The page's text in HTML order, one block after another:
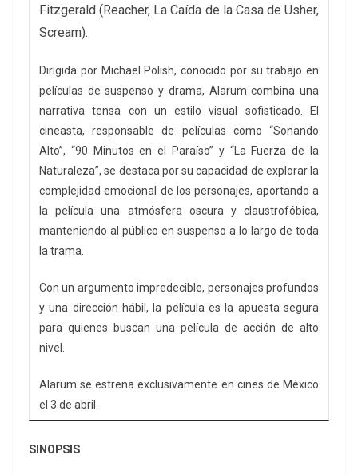
Fitzgerald (Reacher, La Caída de la Casa de Usher,
Scream).
Dirigida por Michael Polish, conocido por su trabajo en
películas de suspenso y drama, Alarum combina una
narrativa tensa con un estilo visual sofisticado. El
cineasta, responsable de películas como “Sonando
Alto”, “90 Minutos en el Paraíso” y “La Fuerza de la
Naturaleza”, se destaca por su capacidad de explorar la
complejidad emocional de los personajes, aportando a
la película una atmósfera oscura y claustrofóbica,
manteniendo al público en suspenso a lo largo de toda
la trama.
Con un argumento impredecible, personajes profundos
y una dirección hábil, la película es la apuesta segura
para quienes buscan una película de acción de alto
nivel.
Alarum se estrena exclusivamente en cines de México
el 3 de abril.
SINOPSIS